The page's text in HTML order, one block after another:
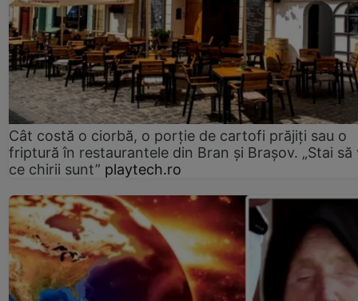
Cât costă o ciorbă, o porţie de cartofi prăjiţi sau o
friptură în restaurantele din Bran şi Braşov. „Stai să
ce chirii sunt” playtech.ro